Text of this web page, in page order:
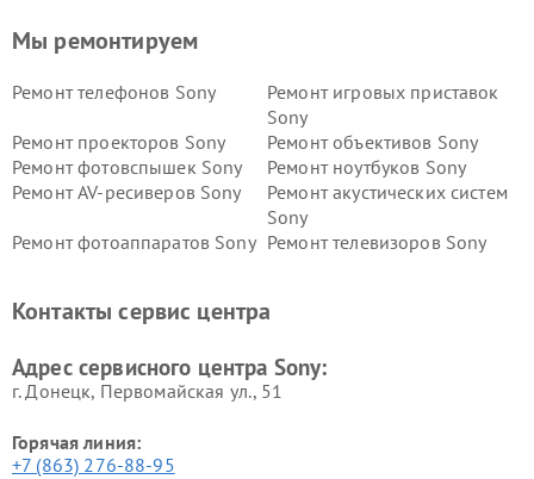
Мы ремонтируем
Ремонт телефонов Sony
Ремонт игровых приставок
Sony
Ремонт проекторов Sony
Ремонт объективов Sony
Ремонт фотовспышек Sony
Ремонт ноутбуков Sony
Ремонт AV-ресиверов Sony
Ремонт акустических систем
Sony
Ремонт фотоаппаратов Sony Ремонт телевизоров Sony
Контакты сервис центра
Адрес сервисного центра Sony:
г. Донецк, Первомайская ул., 51
Горячая линия:
+7 (863) 276-88-95